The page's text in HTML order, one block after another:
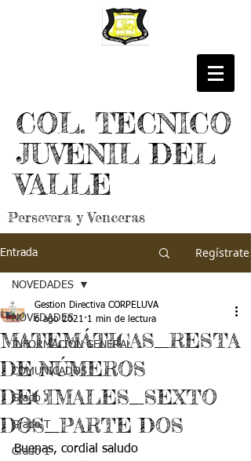
COL. TECNICO
JUVENIL DEL
VALLE
Persevera y Venceras
Entrada Regístrate
NOVEDADES
INFORMACIÓN GENERAL
COMUNICADOS
Grado J
Grado T
Grado 1
NOVEDADES
MATEMÁTICAS_RESTA
DE NÚMEROS
DECIMALES_SEXTO
DOS_PARTE DOS
Gestion Directiva CORPELUVA
6 ago 2021 1 min de lectura
Buenas, cordial saludo